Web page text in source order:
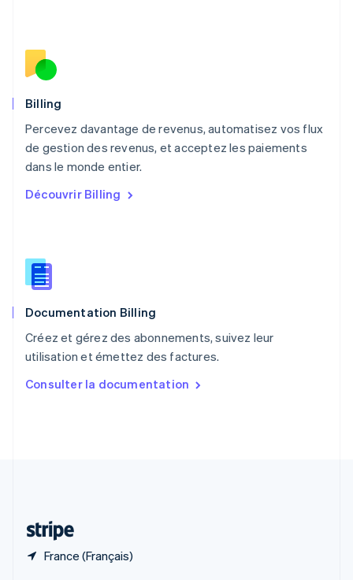
Billing
Percevez davantage de revenus, automatisez vos flux
de gestion des revenus, et acceptez les paiements
dans le monde entier.
Découvrir Billing
Documentation Billing
Créez et gérez des abonnements, suivez leur
utilisation et émettez des factures.
Consulter la documentation
France (Français)
English
Nouvelle-Zélande
English
NederlandsEnglish
Pologne
English
Português English
English
Roumanie
Royaume-Uni
Singapour
English 简体中文
English